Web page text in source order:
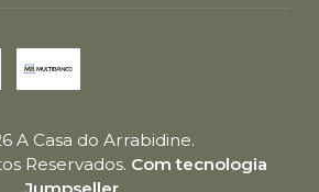
A Casa do Arrabidine.
Reservados. Com tecnologia